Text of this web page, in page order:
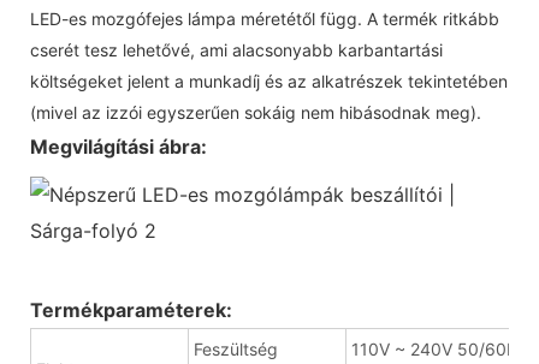
LED-es mozgófejes lámpa méretétől függ. A termék ritkább
cserét tesz lehetővé, ami alacsonyabb karbantartási
költségeket jelent a munkadíj és az alkatrészek tekintetében
(mivel az izzói egyszerűen sokáig nem hibásodnak meg).
Megvilágítási ábra:
Termékparaméterek:
Feszültség 110V ~ 240V 50/60Hz